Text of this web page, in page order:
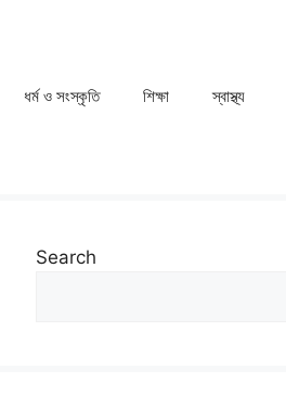
ধর্ম ও সংস্কৃতি ⁠⁠শিক্ষা ⁠⁠স্বাস্থ্য
Search